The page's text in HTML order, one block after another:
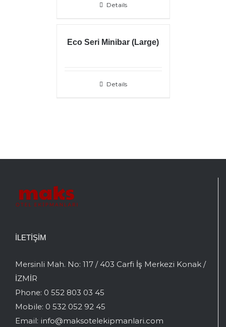
Details
Eco Seri Minibar (Large)
Details
İLETIŞIM
Mersinli Mah. No: 117 / 403 Carfi İş Merkezi Konak /
İZMİR
Phone: 0 552 803 03 45
Mobile: 0 532 052 92 45
Email: info@maksotelekipmanlari.com